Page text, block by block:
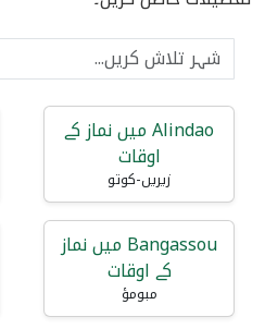
Alindao میں نماز کے
اوقات
زیریں-کوتو
Bangassou میں نماز
کے اوقات
مبومؤ